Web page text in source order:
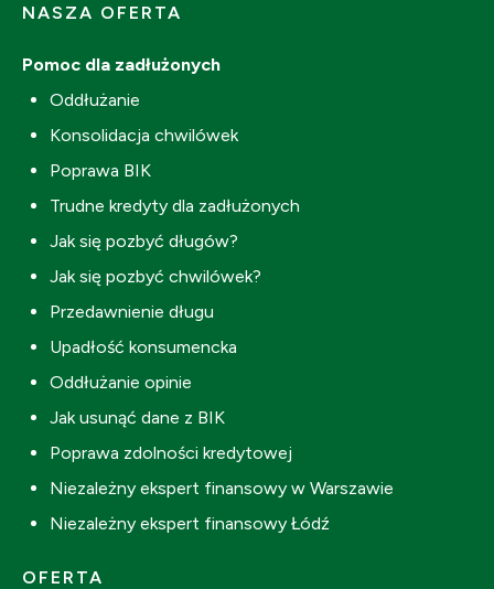
NASZA OFERTA
Pomoc dla zadłużonych
Oddłużanie
Konsolidacja chwilówek
Poprawa BIK
Trudne kredyty dla zadłużonych
Jak się pozbyć długów?
Jak się pozbyć chwilówek?
Przedawnienie długu
Upadłość konsumencka
Oddłużanie opinie
Jak usunąć dane z BIK
Poprawa zdolności kredytowej
Niezależny ekspert finansowy w Warszawie
Niezależny ekspert finansowy Łódź
OFERTA